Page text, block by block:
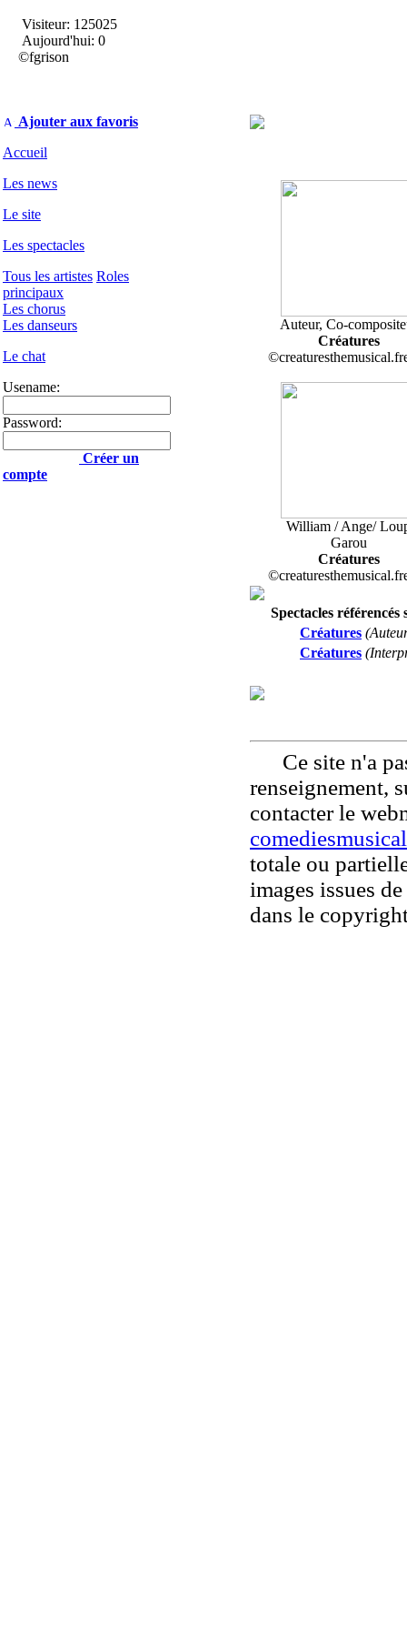
Visiteur: 125025
Aujourd'hui: 0
©fgrison
Ajouter aux favoris
Accueil
Les news
Le site
Les spectacles
Tous les artistes Roles
principaux
Les chorus
Les danseurs
Le chat
Usename:
Password:
Créer un
compte
Auteur, Co-
Créatures
William / Ange/
Garou
Créatures
Spectacles référencés
Créatures
Créatures
Ce site n'a
renseignement,
contacter le
totale ou
images issues
dans le